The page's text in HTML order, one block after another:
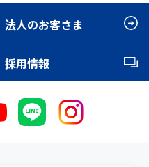
法人のお客さま
採用情報